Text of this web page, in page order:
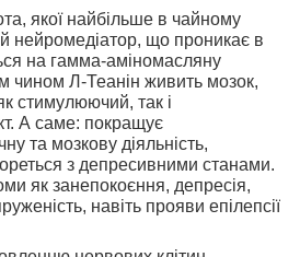
якої найбільше в чайному
нейромедіатор, що проникає в
на гамма-аміномасляну
чином Л-Теанін живить мозок,
стимулюючий, так і
. А саме: покращує
та мозкову діяльність,
з депресивними станами.
як занепокоєння, депресія,
навіть прояви епілепсії